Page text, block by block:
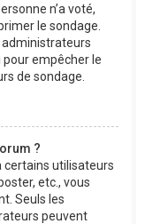
n’a voté,
le sondage.
empêcher le
de sondage.
?
certains utilisateurs
etc., vous
Seuls les
peuvent